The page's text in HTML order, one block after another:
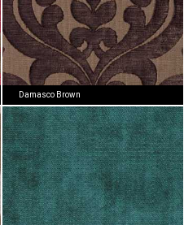
Damasco Brown